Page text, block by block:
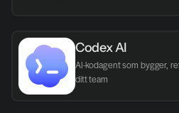
Codex AI
AI-kodagent som bygger,
ditt team